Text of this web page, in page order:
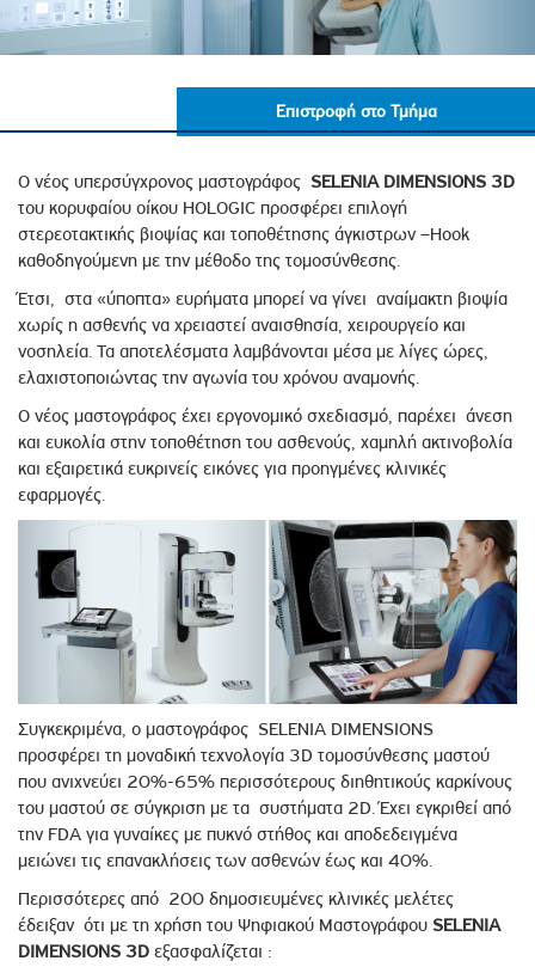
Επιστροφή στο Τμήμα
Ο νέος υπερσύγχρονος μαστογράφος SELENIA DIMENSIONS 3D
του κορυφαίου οίκου HOLOGIC προσφέρει επιλογή
στερεοτακτικής βιοψίας και τοποθέτησης άγκιστρων –Hook
καθοδηγούμενη με την μέθοδο της τομοσύνθεσης.
Έτσι, στα «ύποπτα» ευρήματα μπορεί να γίνει αναίμακτη βιοψία
χωρίς η ασθενής να χρειαστεί αναισθησία, χειρουργείο και
νοσηλεία. Τα αποτελέσματα λαμβάνονται μέσα με λίγες ώρες,
ελαχιστοποιώντας την αγωνία του χρόνου αναμονής.
Ο νέος μαστογράφος έχει εργονομικό σχεδιασμό, παρέχει άνεση
και ευκολία στην τοποθέτηση του ασθενούς, χαμηλή ακτινοβολία
και εξαιρετικά ευκρινείς εικόνες για προηγμένες κλινικές
εφαρμογές.
Συγκεκριμένα, ο μαστογράφος SELENIA DIMENSIONS
προσφέρει τη μοναδική τεχνολογία 3D τομοσύνθεσης μαστού
που ανιχνεύει 20%-65% περισσότερους διηθητικούς καρκίνους
του μαστού σε σύγκριση με τα συστήματα 2D. Έχει εγκριθεί από
την FDA για γυναίκες με πυκνό στήθος και αποδεδειγμένα
μειώνει τις επανακλήσεις των ασθενών έως και 40%.
Περισσότερες από 200 δημοσιευμένες κλινικές μελέτες
έδειξαν ότι με τη χρήση του Ψηφιακού Μαστογράφου SELENIA
DIMENSIONS 3D εξασφαλίζεται :